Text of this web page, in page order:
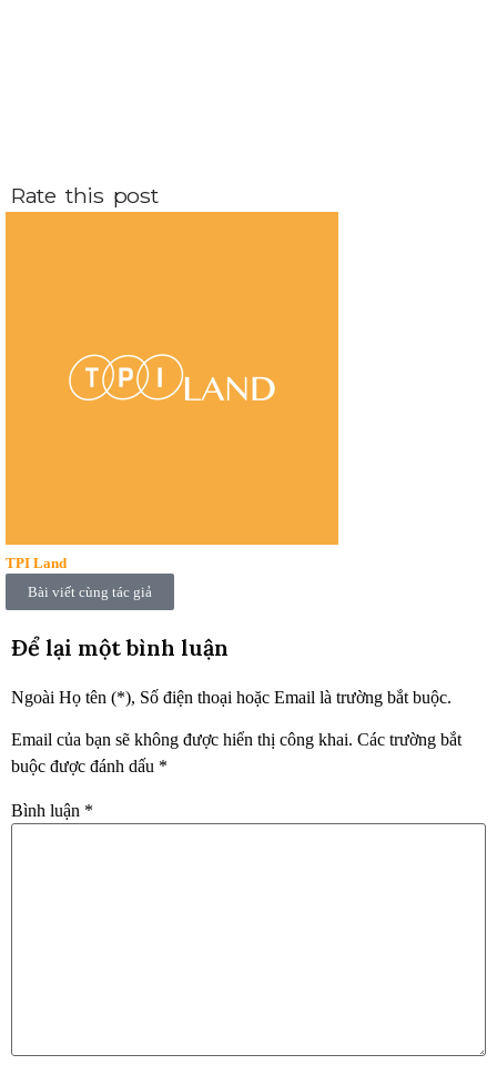
Rate this post
TPI Land
Bài viết cùng tác giả
Để lại một bình luận
Ngoài Họ tên (*), Số điện thoại hoặc Email là trường bắt buộc.
Email của bạn sẽ không được hiển thị công khai. Các trường bắt
buộc được đánh dấu *
Bình luận *